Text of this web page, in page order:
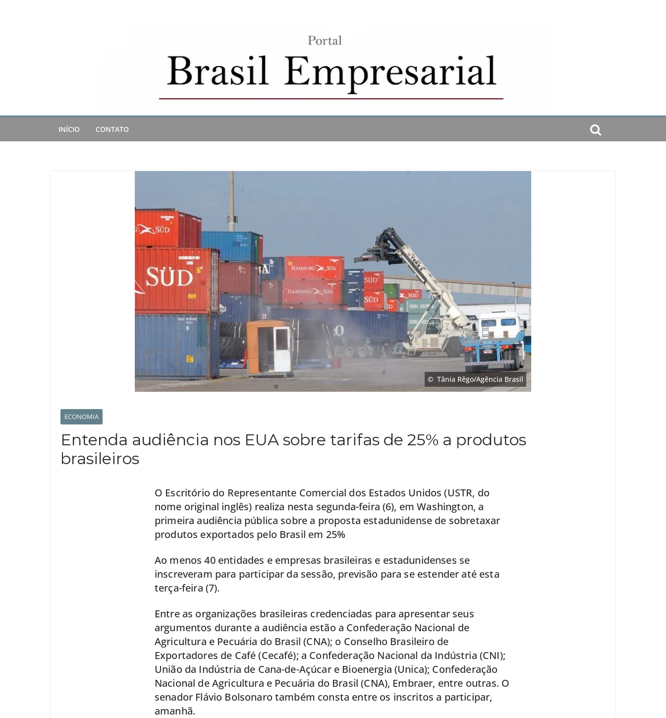
INÍCIO CONTATO
Tânia Rêgo/Agência Brasil
ECONOMIA
Entenda audiência nos EUA sobre tarifas de 25% a produtos
brasileiros
O Escritório do Representante Comercial dos Estados Unidos (USTR, do
nome original inglês) realiza nesta segunda-feira (6), em Washington, a
primeira audiência pública sobre a proposta estadunidense de sobretaxar
produtos exportados pelo Brasil em 25%
Ao menos 40 entidades e empresas brasileiras e estadunidenses se
inscreveram para participar da sessão, previsão para se estender até esta
terça-feira (7).
Entre as organizações brasileiras credenciadas para apresentar seus
argumentos durante a audiência estão a Confederação Nacional de
Agricultura e Pecuária do Brasil (CNA); o Conselho Brasileiro de
Exportadores de Café (Cecafé); a Confederação Nacional da Indústria (CNI);
União da Indústria de Cana-de-Açúcar e Bioenergia (Unica); Confederação
Nacional de Agricultura e Pecuária do Brasil (CNA), Embraer, entre outras. O
senador Flávio Bolsonaro também consta entre os inscritos a participar,
amanhã.